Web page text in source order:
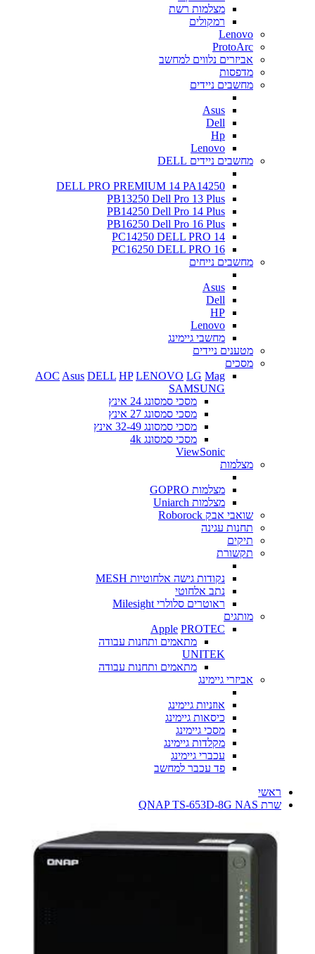
מצלמות רשת
רמקולים
Lenovo
ProtoArc
אביזרים נלווים למחשב
מדפסות
מחשבים ניידים
Asus
Dell
Hp
Lenovo
מחשבים ניידים DELL
DELL PRO PREMIUM 14 PA14250
PB13250 Dell Pro 13 Plus
PB14250 Dell Pro 14 Plus
PB16250 Dell Pro 16 Plus
PC14250 DELL PRO 14
PC16250 DELL PRO 16
מחשבים נייחים
Asus
Dell
HP
Lenovo
מחשבי גיימינג
מטענים ניידים
מסכים
AOC Asus DELL HP LENOVO LG Mag
SAMSUNG
מסכי סמסונג 24 אינץ
מסכי סמסונג 27 אינץ
מסכי סמסונג 32-49 אינץ
מסכי סמסונג 4k
ViewSonic
מצלמות
מצלמות GOPRO
מצלמות Uniarch
שואבי אבק Roborock
תחנות עגינה
תיקים
תקשורת
נקודות גישה אלחוטיות MESH
נתב אלחוטי
ראוטרים סלולרי Milesight
מותגים
Apple PROTEC
מתאמים ותחנות עבודה
UNITEK
מתאמים ותחנות עבודה
אביזרי גיימינג
אוזניות גיימינג
כיסאות גיימינג
מסכי גיימינג
מקלדות גיימינג
עכברי גיימינג
פד עכבר למחשב
ראשי
שרת QNAP TS-653D-8G NAS